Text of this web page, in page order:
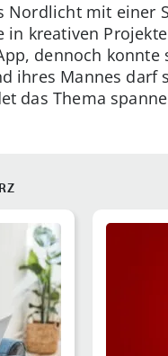
Nordlicht mit einer
in kreativen
dennoch
ihres Mannes
das Thema